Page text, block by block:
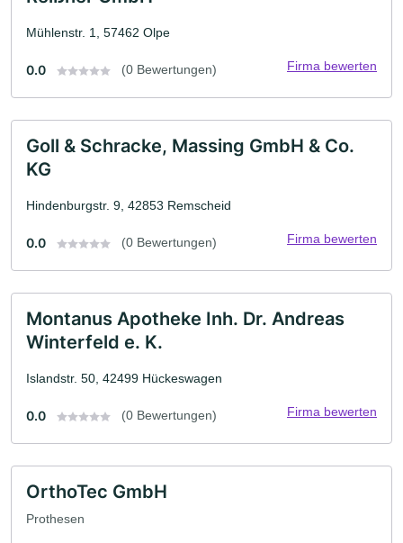
Mühlenstr. 1, 57462 Olpe
0.0 (0 Bewertungen) Firma bewerten
Goll & Schracke, Massing GmbH & Co.
KG
Hindenburgstr. 9, 42853 Remscheid
0.0 (0 Bewertungen) Firma bewerten
Montanus Apotheke Inh. Dr. Andreas
Winterfeld e. K.
Islandstr. 50, 42499 Hückeswagen
0.0 (0 Bewertungen) Firma bewerten
OrthoTec GmbH
Prothesen